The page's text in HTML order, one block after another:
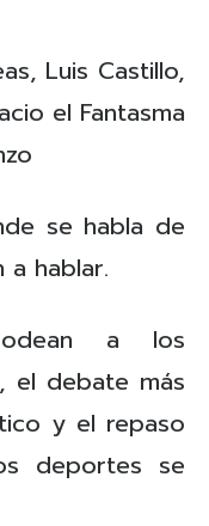
Luis Castillo,
el Fantasma
se habla de
hablar.
a los
el debate más
y el repaso
deportes se